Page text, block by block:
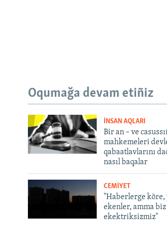
Oqumağa devam etiñiz
İNSAN AQLARI
Bir an – ve
mahkemeleri
qabaatlavlarını
nasıl baqalar
CEMİYET
"Haberlerge köre,
ekenler, amma
ekektriksizmiz"